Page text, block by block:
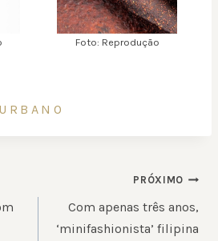
Foto: Reprodução
PRÓXIMO
Com apenas três anos,
‘minifashionista’ filipina